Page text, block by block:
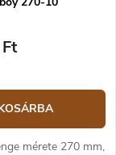
mérete 270 mm,